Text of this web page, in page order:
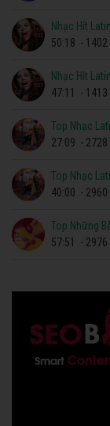
Nhạc Hít
50:18 - 1402
Nhạc Hít
47:11
- 1413
Top Nhạc
27:09 - 2728
Top Nhạc
40:00 - 2960
Top Những
57:51
- 2976